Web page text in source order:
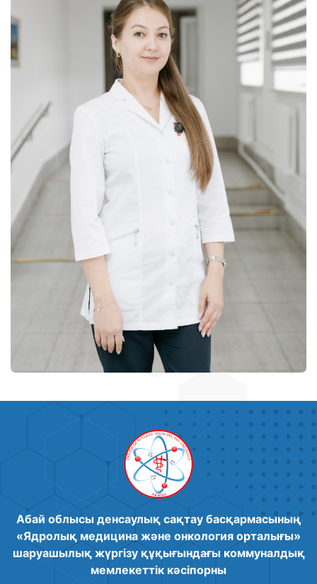
Абай облысы денсаулық сақтау басқармасының
«Ядролық медицина және онкология орталығы»
шаруашылық жүргізу құқығындағы коммуналдық
мемлекеттік кәсіпорны